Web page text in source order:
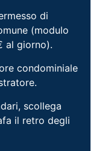
di
(modulo
al giorno).
condominiale
scollega
il retro degli